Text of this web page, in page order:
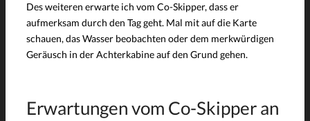
Des weiteren erwarte ich vom Co-Skipper, dass er
aufmerksam durch den Tag geht. Mal mit auf die Karte
schauen, das Wasser beobachten oder dem merkwürdigen
Geräusch in der Achterkabine auf den Grund gehen.
Erwartungen vom Co-Skipper an